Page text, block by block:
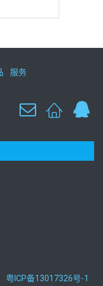
服务
粤ICP备13017326号-1